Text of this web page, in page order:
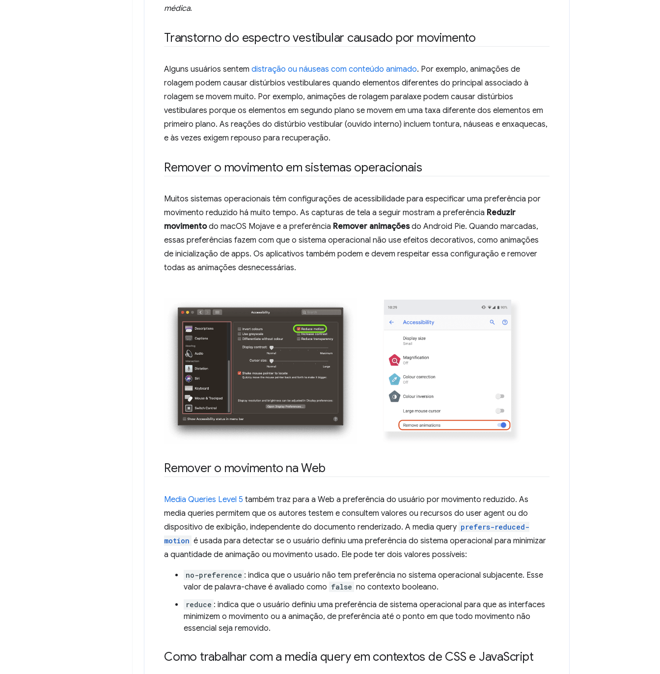
médica.
Transtorno do espectro vestibular causado por movimento
Alguns usuários sentem distração ou náuseas com conteúdo animado. Por exemplo, animações de
rolagem podem causar distúrbios vestibulares quando elementos diferentes do principal associado à
rolagem se movem muito. Por exemplo, animações de rolagem paralaxe podem causar distúrbios
vestibulares porque os elementos em segundo plano se movem em uma taxa diferente dos elementos em
primeiro plano. As reações do distúrbio vestibular (ouvido interno) incluem tontura, náuseas e enxaquecas,
e às vezes exigem repouso para recuperação.
Remover o movimento em sistemas operacionais
Muitos sistemas operacionais têm configurações de acessibilidade para especificar uma preferência por
movimento reduzido há muito tempo. As capturas de tela a seguir mostram a preferência Reduzir
movimentodo macOS Mojave e a preferência Remover animaçõesdo Android Pie. Quando marcadas,
essas preferências fazem com que o sistema operacional não use efeitos decorativos, como animações
de inicialização de apps. Os aplicativos também podem e devem respeitar essa configuração e remover
todas as animações desnecessárias.
Remover o movimento na Web
Media Queries Level 5 também traz para a Web a preferência do usuário por movimento reduzido. As
media queries permitem que os autores testem e consultem valores ou recursos do user agent ou do
dispositivo de exibição, independente do documento renderizado. A media query prefers-reduced-
motion é usada para detectar se o usuário definiu uma preferência do sistema operacional para minimizar
a quantidade de animação ou movimento usado. Ele pode ter dois valores possíveis:
no-preference : indica que o usuário não tem preferência no sistema operacional subjacente. Esse
valor de palavra-chave é avaliado como false no contexto booleano.
reduce : indica que o usuário definiu uma preferência de sistema operacional para que as interfaces
minimizem o movimento ou a animação, de preferência até o ponto em que todo movimento não
essencial seja removido.
Como trabalhar com a media query em contextos de CSS e JavaScript